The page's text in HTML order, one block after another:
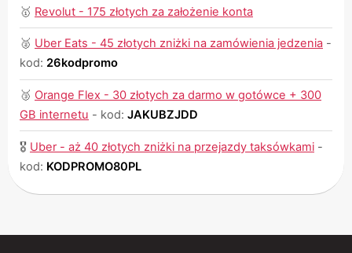
🥇 Revolut - 175 złotych za założenie konta
🥈 Uber Eats - 45 złotych zniżki na zamówienia jedzenia -
kod: 26kodpromo
🥉 Orange Flex - 30 złotych za darmo w gotówce + 300
GB internetu - kod: JAKUBZJDD
🎖 Uber - aż 40 złotych zniżki na przejazdy taksówkami -
kod: KODPROMO80PL